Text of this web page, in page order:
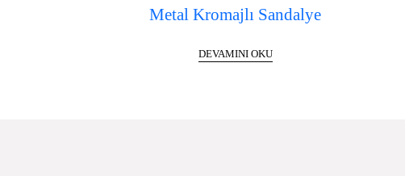
Metal Kromajlı Sandalye
DEVAMINI OKU